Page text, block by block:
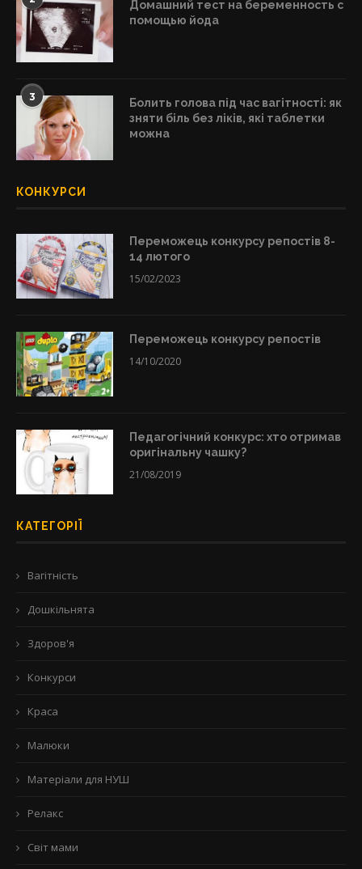
Домашний тест на беременность с
помощью йода
3
Болить голова під час вагітності: як
зняти біль без ліків, які таблетки
можна
КОНКУРСИ
Переможець конкурсу репостів 8-
14 лютого
15/02/2023
Переможець конкурсу репостів
14/10/2020
Педагогічний конкурс: хто отримав
оригінальну чашку?
21/08/2019
КАТЕГОРІЇ
Вагітність
Дошкільнята
Здоров'я
Конкурси
Краса
Малюки
Матеріали для НУШ
Релакс
Світ мами